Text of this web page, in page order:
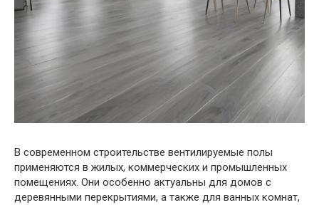
В современном строительстве вентилируемые полы
применяются в жилых, коммерческих и промышленных
помещениях. Они особенно актуальны для домов с
деревянными перекрытиями, а также для ванных комнат,